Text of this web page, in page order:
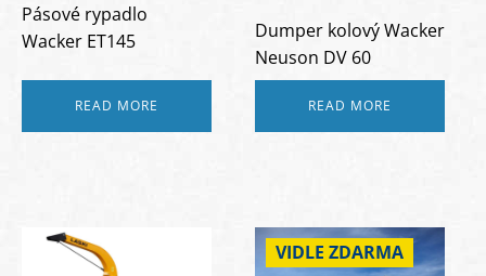
Pásové rypadlo
Wacker ET145
READ MORE
Dumper kolový Wacker
Neuson DV 60
READ MORE
VIDLE ZDARMA